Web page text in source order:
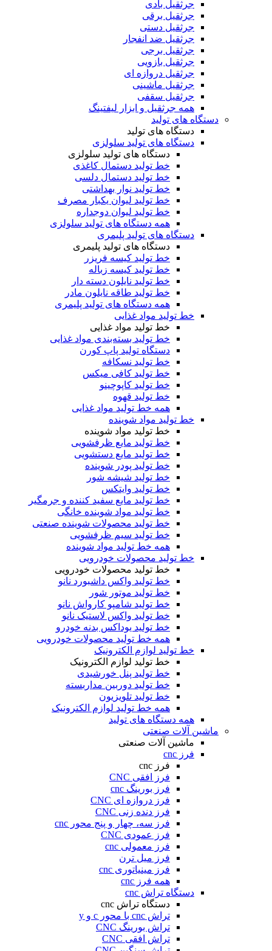
جرثقیل بادی
جرثقیل برقی
جرثقیل دستی
جرثقیل ضد انفجار
جرثقیل برجی
جرثقیل بازویی
جرثقیل دروازه ای
جرثقیل ماشینی
جرثقیل سقفی
همه جرثقیل و ابزار لیفتینگ
دستگاه های تولید
دستگاه های تولید
دستگاه های تولید سلولزی
دستگاه های تولید سلولزی
خط تولید دستمال کاغذی
خط تولید دستمال دلسی
خط تولید نوار بهداشتی
خط تولید لیوان یکبار مصرف
خط تولید لیوان دوجداره
همه دستگاه های تولید سلولزی
دستگاه های تولید پلیمری
دستگاه های تولید پلیمری
خط تولید کیسه فریزر
خط تولید کیسه زباله
خط تولید نایلون دسته دار
خط تولید طاقه نایلون مادر
همه دستگاه های تولید پلیمری
خط تولید مواد غذایی
خط تولید مواد غذایی
خط تولید بسته‌بندی مواد غذایی
دستگاه تولید پاپ کورن
خط تولید نسکافه
خط تولید کافی میکس
خط تولید کاپوچینو
خط تولید قهوه
همه خط تولید مواد غذایی
خط تولید مواد شوینده
خط تولید مواد شوینده
خط تولید مایع ظرفشویی
خط تولید مایع دستشویی
خط تولید پودر شوینده
خط تولید شیشه شور
خط تولید وایتکس
خط تولید مایع سفید کننده و جرمگیر
خط تولید مواد شوینده خانگی
خط تولید محصولات شوینده صنعتی
خط تولید سیم ظرفشویی
همه خط تولید مواد شوینده
خط تولید محصولات خودرویی
خط تولید محصولات خودرویی
خط تولید واکس داشبورد نانو
خط تولید موتور شور
خط تولید شامپو کارواش نانو
خط تولید واکس لاستیک نانو
خط تولید یوداکس بدنه خودرو
همه خط تولید محصولات خودرویی
خط تولید لوازم الکترونیک
خط تولید لوازم الکترونیک
خط تولید پنل خورشیدی
خط تولید دوربین مداربسته
خط تولید تلویزیون
همه خط تولید لوازم الکترونیک
همه دستگاه های تولید
ماشین آلات صنعتی
ماشین آلات صنعتی
فرز cnc
فرز cnc
فرز افقی CNC
فرز بورینگ cnc
فرز دروازه ای CNC
فرز دنده زنی CNC
فرز سه، چهار و پنج محور cnc
فرز عمودی CNC
فرز معمولی cnc
فرز میل ترن
فرز مینیاتوری cnc
همه فرز cnc
دستگاه تراش cnc
دستگاه تراش cnc
تراش cnc با محور c و y
تراش بورینگ CNC
تراش افقی CNC